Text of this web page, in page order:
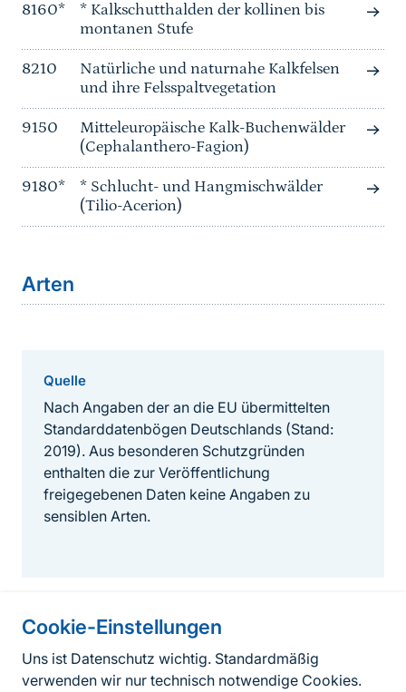
Cookie-Einstellungen
Uns ist Datenschutz wichtig. Standardmäßig
verwenden wir nur technisch notwendige Cookies.
8160*
* Kalkschutthalden der kollinen bis
montanen Stufe
8210
Natürliche und naturnahe Kalkfelsen
und ihre Felsspaltvegetation
9150
Mitteleuropäische Kalk-Buchenwälder
(Cephalanthero-Fagion)
9180*
* Schlucht- und Hangmischwälder
(Tilio-Acerion)
Arten
Quelle
Nach Angaben der an die EU übermittelten
Standarddatenbögen Deutschlands (Stand:
2019). Aus besonderen Schutzgründen
enthalten die zur Veröffentlichung
freigegebenen Daten keine Angaben zu
sensiblen Arten.
Informationen zur Seite
FußzeileKontakt zum BfN